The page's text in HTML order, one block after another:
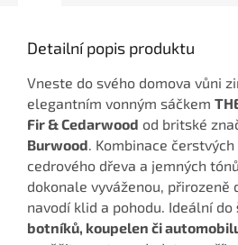
Detailní popis produktu
Vneste do svého domova vůni
elegantním vonným sáčkem
Fir & Cedarwood od britské
Burwood . Kombinace
cedrového dřeva a jemných
dokonale vyváženou, přirozeně
navodí klid a pohodu. Ideální do
botníků, koupelen či